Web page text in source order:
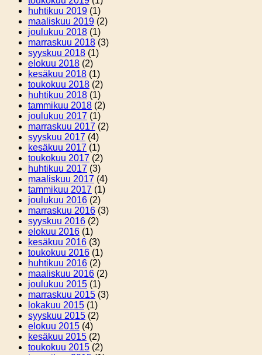
huhtikuu 2019 (1)
maaliskuu 2019 (2)
joulukuu 2018 (1)
marraskuu 2018 (3)
syyskuu 2018 (1)
elokuu 2018 (2)
kesäkuu 2018 (1)
toukokuu 2018 (2)
huhtikuu 2018 (1)
tammikuu 2018 (2)
joulukuu 2017 (1)
marraskuu 2017 (2)
syyskuu 2017 (4)
kesäkuu 2017 (1)
toukokuu 2017 (2)
huhtikuu 2017 (3)
maaliskuu 2017 (4)
tammikuu 2017 (1)
joulukuu 2016 (2)
marraskuu 2016 (3)
syyskuu 2016 (2)
elokuu 2016 (1)
kesäkuu 2016 (3)
toukokuu 2016 (1)
huhtikuu 2016 (2)
maaliskuu 2016 (2)
joulukuu 2015 (1)
marraskuu 2015 (3)
lokakuu 2015 (1)
syyskuu 2015 (2)
elokuu 2015 (4)
kesäkuu 2015 (2)
toukokuu 2015 (2)